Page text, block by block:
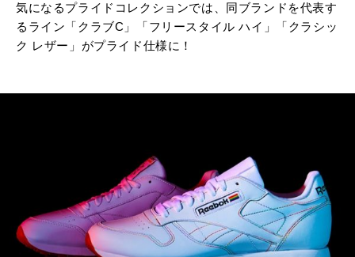
気になるプライドコレクションでは、同ブランドを代表す
るライン「クラブC」「フリースタイル ハイ」「クラシッ
ク レザー」がプライド仕様に！